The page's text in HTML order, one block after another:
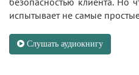
испытывает не самые
Слушать аудиокнигу